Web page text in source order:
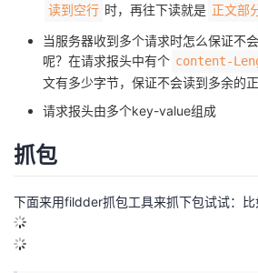
读到空行 时，再往下读就是 正文部
当服务器收到多个请求时怎么保证不
呢？在请求报头中有个 content-
文有多少字节，保证不会读到多余的正
请求报头由多个key-value组成
抓包
下面来用fildder抓包工具来抓下包试试：